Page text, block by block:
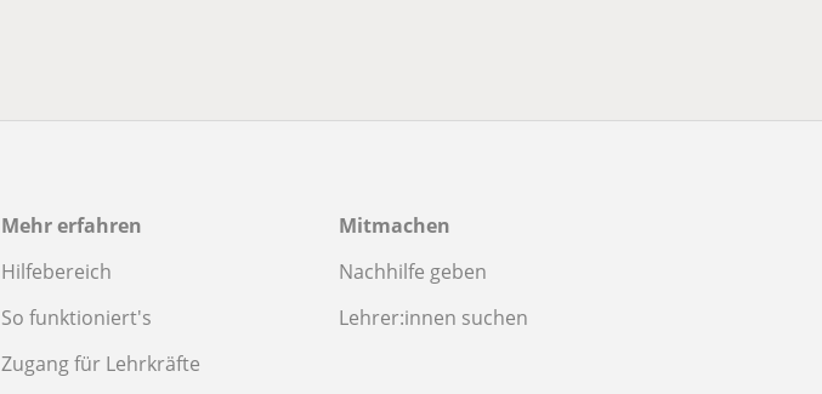
Mehr erfahren
Hilfebereich
So funktioniert's
Zugang für Lehrkräfte
Mitmachen
Nachhilfe geben
Lehrer:innen suchen